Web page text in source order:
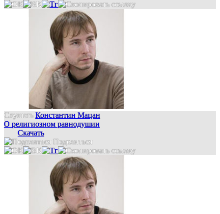
Слушать Константин Мацан
О религиозном равнодушии
Скачать
Поделиться